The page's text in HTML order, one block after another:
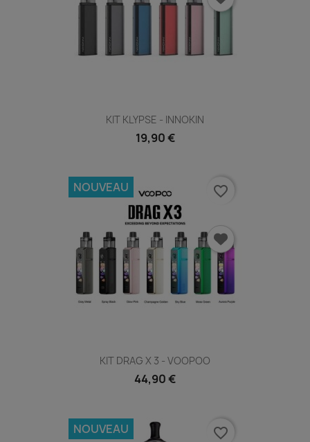
KIT KLYPSE - INNOKIN
19,90 €
KIT DRAG X 3 - VOOPOO
44,90 €
NOUVEAU favorite_border
NOUVEAU favorite_border